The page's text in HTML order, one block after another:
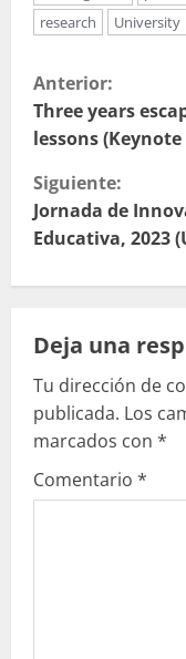
research
University
S
i
g
u
e
y
e
n
Anterior:
Three years
lessons (Keynote
Siguiente:
Jornada de
Educativa, 2023
Deja una
Tu dirección de
publicada. Los
marcados con *
Comentario *